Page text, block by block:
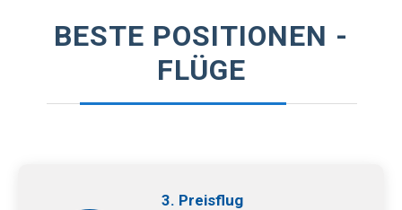
BESTE POSITIONEN -
FLÜGE
3. Preisflug